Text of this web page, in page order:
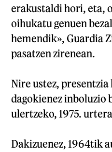
erakustaldi hori, eta,
oihukatu genuen
hemendik», Guardia
pasatzen zirenean.
Nire ustez,
dagokienez inboluzio
ulertzeko, 1975.
Dakizuenez, 1964tik